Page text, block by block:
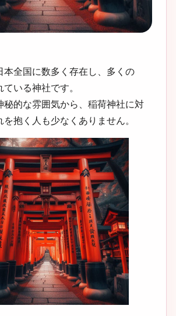
本全国に数多く存在し、多くの
いる神社です。
秘的な雰囲気から、稲荷神社に対
抱く人も少なくありません。